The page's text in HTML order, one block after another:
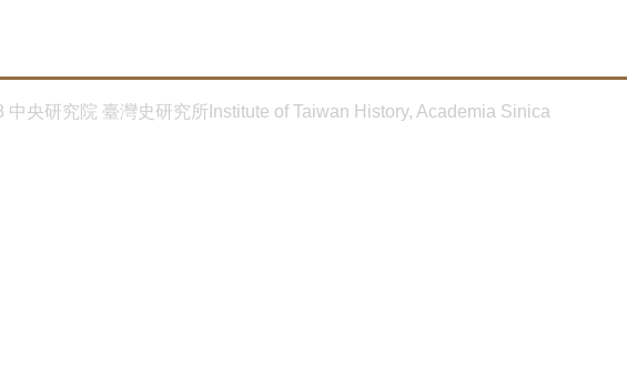
中央研究院 臺灣史研究所Institute of Taiwan History, Academia Sinica